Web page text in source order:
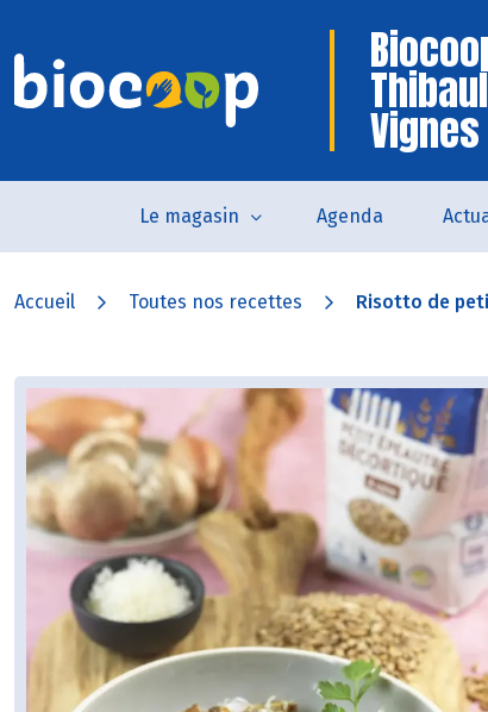
Vignes
Le magasin Agenda
Accueil Toutes nos recettes Risotto de